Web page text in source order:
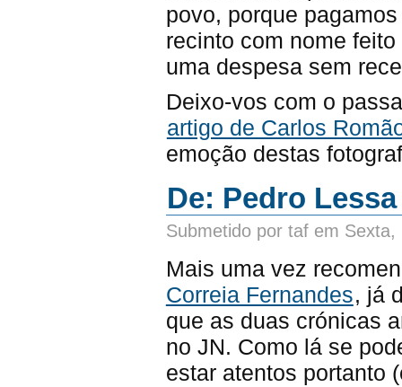
povo, porque
recinto com nome
uma despesa sem
Deixo-vos com o
artigo de Carlos
emoção destas
De: Pedro
Submetido por taf em Sexta,
Mais uma vez
Correia Fernandes, já
que as duas crónicas
no JN. Como lá se
estar atentos portanto